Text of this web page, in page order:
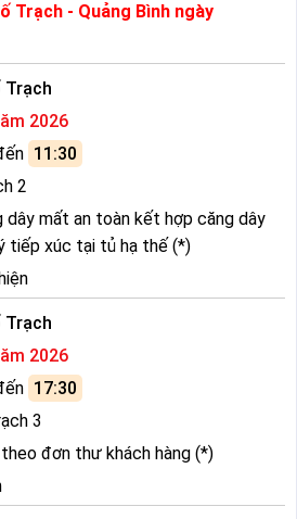
Trạch - Quảng Bình ngày
Trạch
2026
11:30
2
dây mất an toàn kết hợp căng dây
tiếp xúc tại tủ hạ thế (*)
Trạch
2026
17:30
3
đơn thư khách hàng (*)